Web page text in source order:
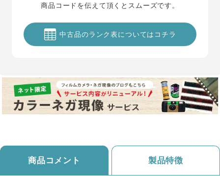
商品コードを伝えて頂くとスムーズです。
中古品のランク表についてはコチラ
商品コメント 製品特徴